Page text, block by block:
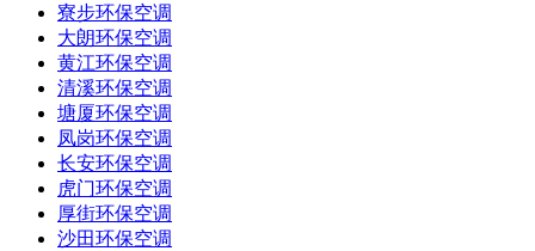
寮步环保空调
大朗环保空调
黄江环保空调
清溪环保空调
塘厦环保空调
凤岗环保空调
长安环保空调
虎门环保空调
厚街环保空调
沙田环保空调